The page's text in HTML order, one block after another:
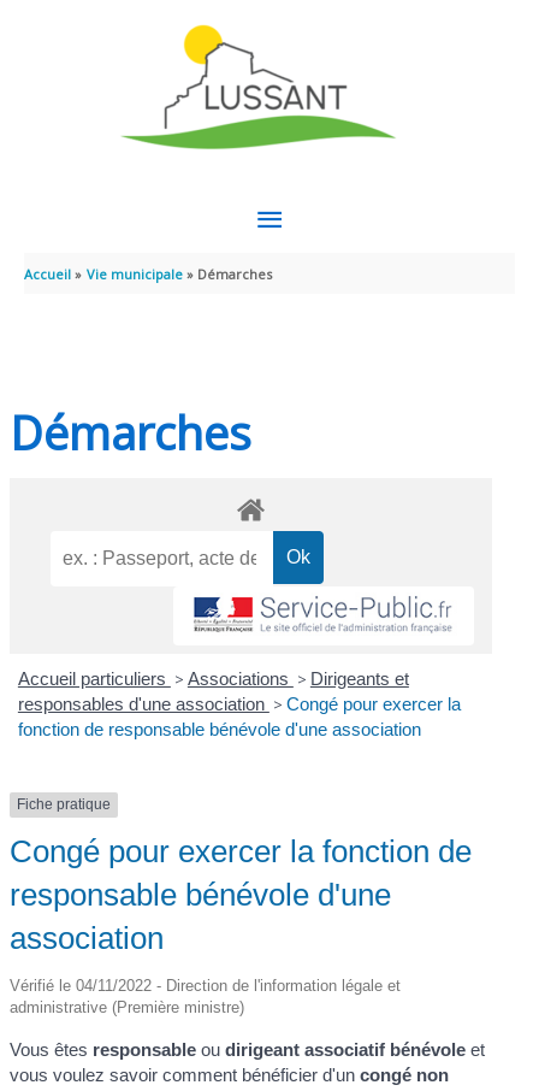
MENU
PRINCIPAL
Accueil Vie municipale Démarches
Démarches
Accueil particuliers > Associations > Dirigeants et
responsables d'une association > Congé pour exercer la
fonction de responsable bénévole d'une association
Fiche pratique
Congé pour exercer la fonction de
responsable bénévole d'une
association
Vérifié le 04/11/2022 - Direction de l'information légale et
administrative (Première ministre)
Vous êtes responsable oudirigeant associatif bénévoleet
vous voulez savoir comment bénéficier d'uncongé non